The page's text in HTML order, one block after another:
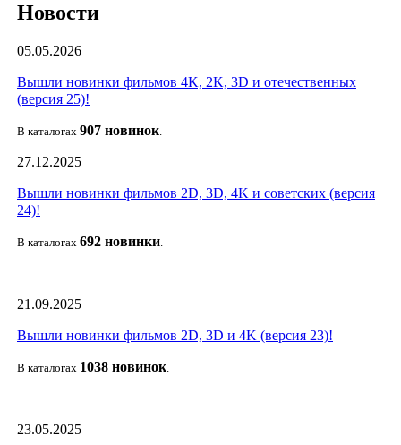
Новости
05.05.2026
Вышли новинки фильмов 4K, 2K, 3D и отечественных
(версия 25)!
В каталогах 907 новинок.
27.12.2025
Вышли новинки фильмов 2D, 3D, 4K и советских (версия
24)!
В каталогах 692 новинки.
21.09.2025
Вышли новинки фильмов 2D, 3D и 4K (версия 23)!
В каталогах 1038 новинок.
23.05.2025